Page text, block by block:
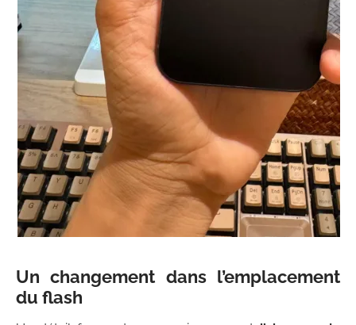
Un changement dans l’emplacement
du flash